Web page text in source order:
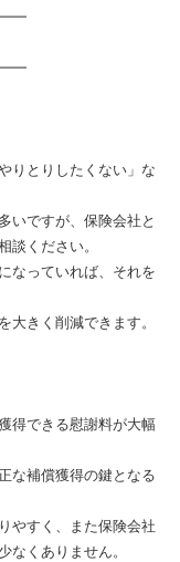
りとりしたくない」な
いですが、保険会社と
談ください。
なっていれば、それを
大きく削減できます。
得できる慰謝料が大幅
な補償獲得の鍵となる
やすく、また保険会社
なくありません。